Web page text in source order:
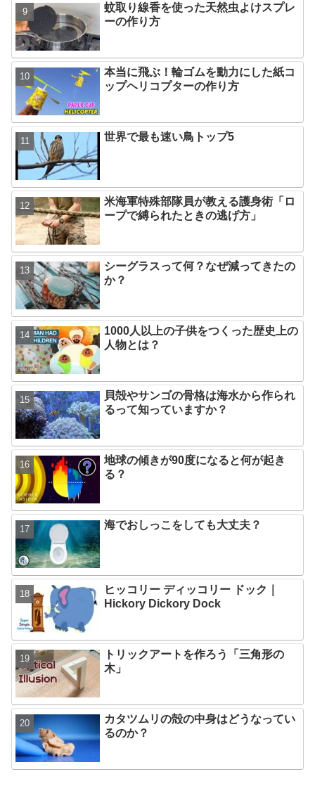
蚊取り線香を使った天然虫よけスプレ
ーの作り方
本当に飛ぶ！輪ゴムを動力にした紙コ
ップヘリコプターの作り方
世界で最も速い鳥トップ5
米海軍特殊部隊員が教える護身術「ロ
ープで縛られたときの逃げ方」
シーグラスって何？なぜ減ってきたの
か？
1000人以上の子供をつくった歴史上の
人物とは？
貝殻やサンゴの骨格は海水から作られ
るって知っていますか？
地球の傾きが90度になると何が起き
る？
海でおしっこをしても大丈夫？
ヒッコリー ディッコリー ドック｜
Hickory Dickory Dock
トリックアートを作ろう「三角形の
木」
カタツムリの殻の中身はどうなってい
るのか？